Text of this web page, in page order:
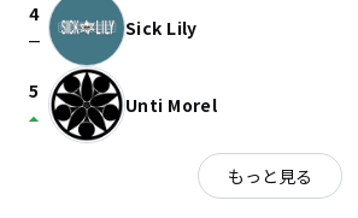
4
check_indeterminate_small Sick Lily
5
arrow_drop_up Unti Morel
もっと見る